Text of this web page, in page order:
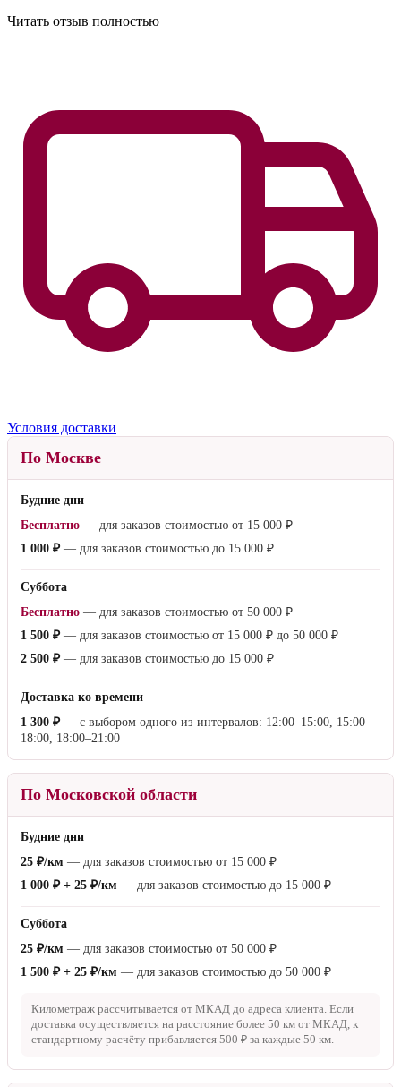
Читать отзыв полностью
Условия доставки
По Москве
Будние дни
Бесплатно — для заказов стоимостью от 15 000 ₽
1 000 ₽— для заказов стоимостью до 15 000 ₽
Суббота
Бесплатно — для заказов стоимостью от 50 000 ₽
1 500 ₽— для заказов стоимостью от 15 000 ₽ до 50 000 ₽
2 500 ₽— для заказов стоимостью до 15 000 ₽
Доставка ко времени
1 300 ₽— с выбором одного из интервалов: 12:00–15:00, 15:00–
18:00, 18:00–21:00
По Московской области
Будние дни
25 ₽/км — для заказов стоимостью от 15 000 ₽
1 000 ₽ + 25 ₽/км — для заказов стоимостью до 15 000 ₽
Суббота
25 ₽/км — для заказов стоимостью от 50 000 ₽
1 500 ₽ + 25 ₽/км — для заказов стоимостью до 50 000 ₽
Километраж рассчитывается от МКАД до адреса клиента. Если
доставка осуществляется на расстояние более 50 км от МКАД, к
стандартному расчёту прибавляется 500 ₽ за каждые 50 км.